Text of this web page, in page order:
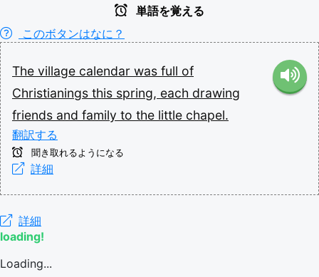
単語を覚える
このボタンはなに？
The village calendar was full of
Christianings this spring, each drawing
friends and family to the little chapel.
翻訳する
聞き取れるようになる
詳細
詳細
loading!
Loading...